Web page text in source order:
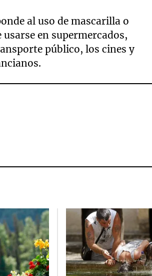
al uso de mascarilla o
en supermercados,
público, los cines y